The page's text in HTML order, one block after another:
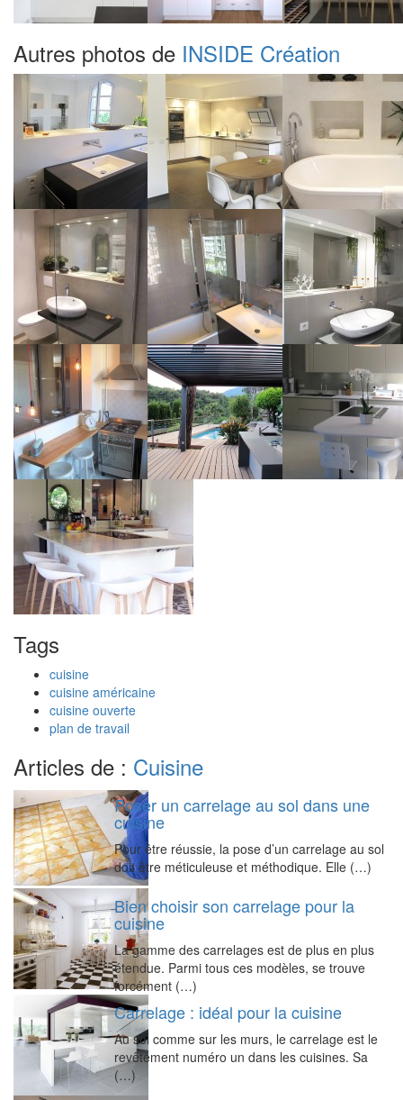
Autres photos de INSIDE Création
Tags
cuisine
cuisine américaine
cuisine ouverte
plan de travail
Articles de : Cuisine
Poser un carrelage au sol dans une
cuisine
Pour être réussie, la pose d’un carrelage au sol
doit être méticuleuse et méthodique. Elle (…)
Bien choisir son carrelage pour la
cuisine
La gamme des carrelages est de plus en plus
étendue. Parmi tous ces modèles, se trouve
forcément (…)
Carrelage : idéal pour la cuisine
Au sol comme sur les murs, le carrelage est le
revêtement numéro un dans les cuisines. Sa
(…)